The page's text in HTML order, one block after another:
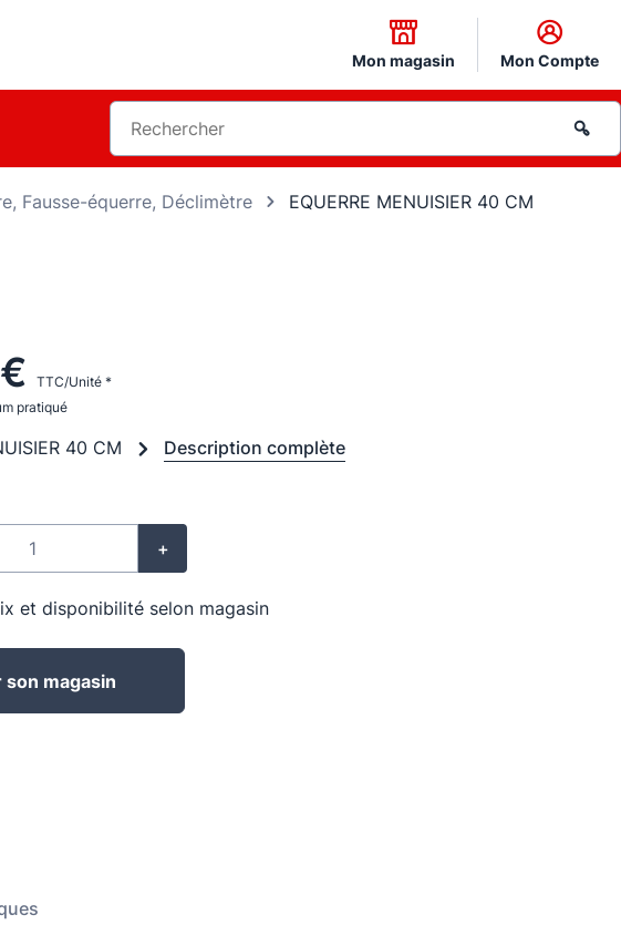
Mon magasin Mon Compte
Fausse-équerre, Déclimètre EQUERRE MENUISIER 40 CM
TTC/Unité *
pratiqué
40 CM Description complète
+
et disponibilité selon magasin
son magasin